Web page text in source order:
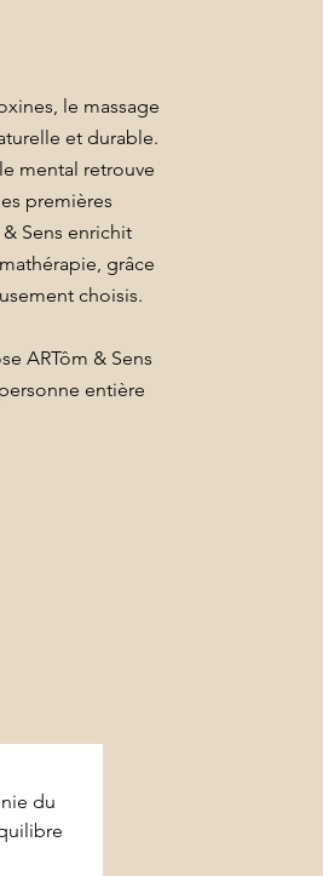
le massage
et durable.
mental retrouve
premières
Sens enrichit
grâce
choisis.
ARTôm & Sens
entière
du